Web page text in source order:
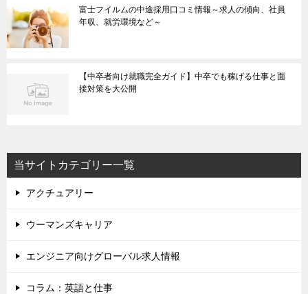
富士フイルムの中途採用口コミ情報～求人の傾向、社員
年収、就労環境など～
【中卒者向け就職完全ガイド】中卒でも稼げる仕事と面
接対策を大公開
当サイトカテゴリー一覧
アクチュアリー
ウーマンズキャリア
エンジニア向けグローバル求人情報
コラム：英語と仕事